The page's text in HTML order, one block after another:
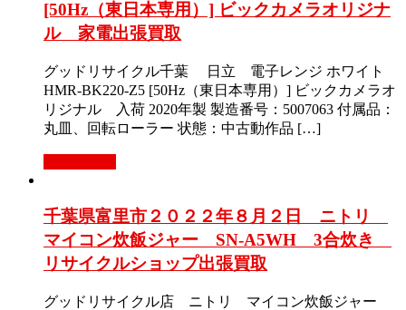
[50Hz（東日本専用）] ビックカメラオリジナ
ル 家電出張買取
グッドリサイクル千葉 日立 電子レンジ ホワイト
HMR-BK220-Z5 [50Hz（東日本専用）] ビックカメラオ
リジナル 入荷 2020年製 製造番号：5007063 付属品：
丸皿、回転ローラー 状態：中古動作品 […]
千葉県富里市２０２２年８月２日 ニトリ
マイコン炊飯ジャー SN-A5WH 3合炊き
リサイクルショップ出張買取
グッドリサイクル店 ニトリ マイコン炊飯ジャー